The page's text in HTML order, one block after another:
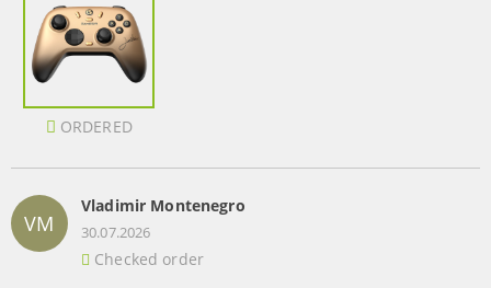
ORDERED
VM
Vladimir Montenegro
30.07.2026
Checked order